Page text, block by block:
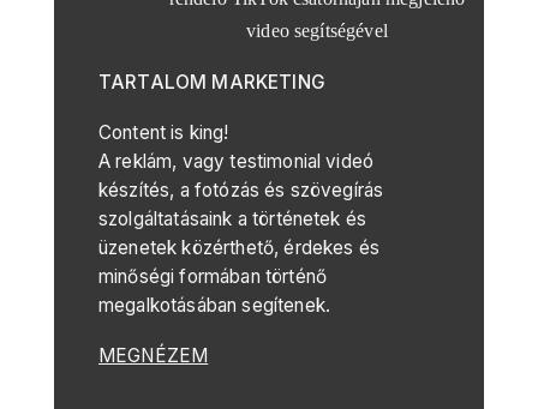
TARTALOM MARKETING
Content is king!
A reklám, vagy testimonial videó
készítés, a fotózás és szövegírás
szolgáltatásaink a történetek és
üzenetek közérthető, érdekes és
minőségi formában történő
megalkotásában segítenek.
MEGNÉZEM